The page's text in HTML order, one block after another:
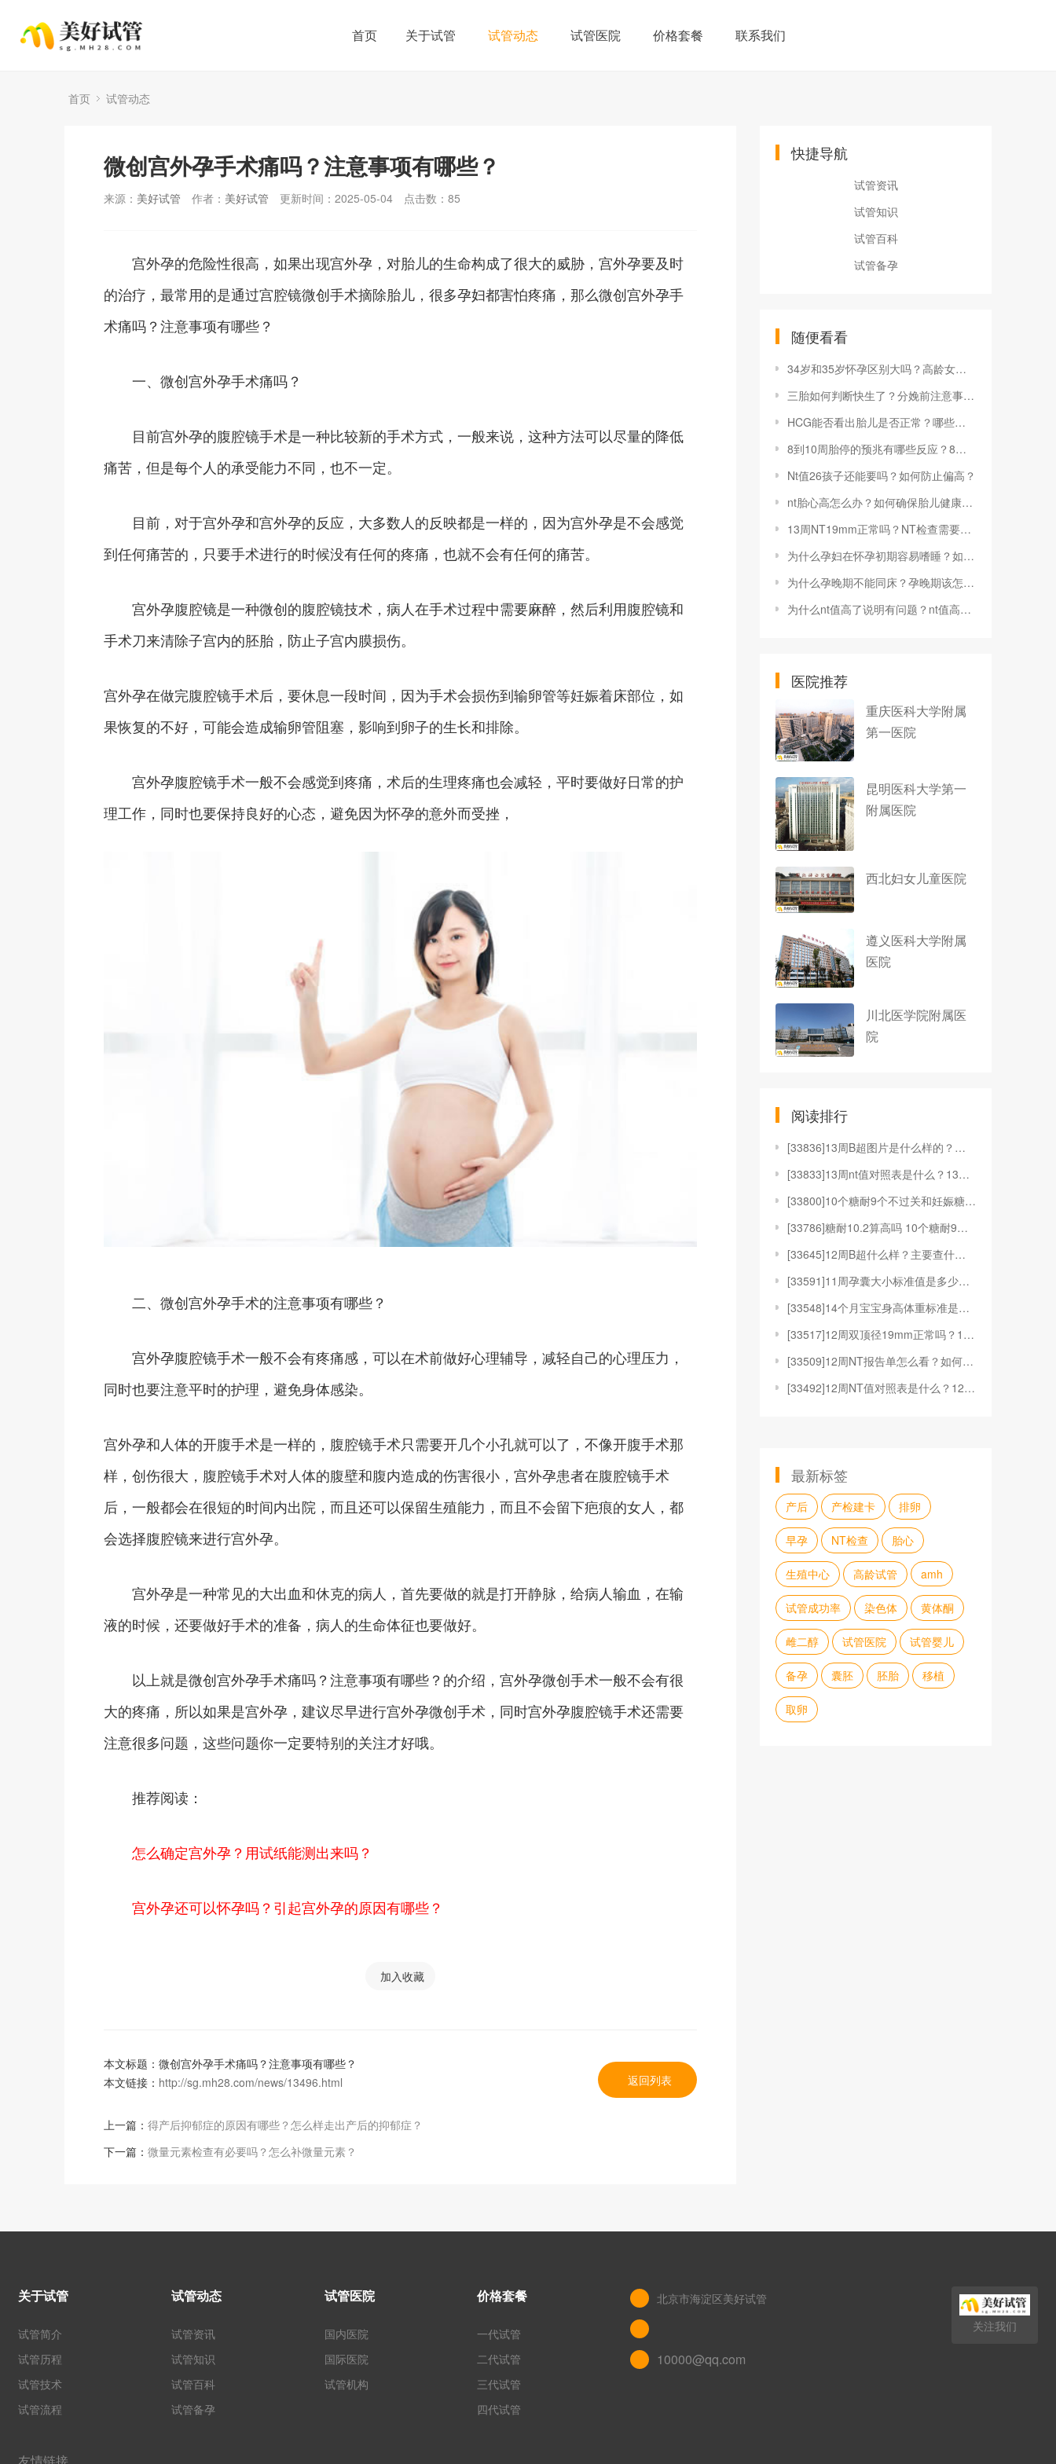
首页 关于试管 试管动态 试管医院 价格套餐 联系我们
首页 试管动态
微创宫外孕手术痛吗？注意事项有哪些？
来源： 美好试管 作者： 美好试管 更新时间：2025-05-04 点击数： 85
宫外孕的危险性很高，如果出现宫外孕，对胎儿的生命构成了很大的威胁，宫外孕要及时
的治疗，最常用的是通过宫腔镜微创手术摘除胎儿，很多孕妇都害怕疼痛，那么微创宫外孕手
术痛吗？注意事项有哪些？
一、微创宫外孕手术痛吗？
目前宫外孕的腹腔镜手术是一种比较新的手术方式，一般来说，这种方法可以尽量的降低
痛苦，但是每个人的承受能力不同，也不一定。
目前，对于宫外孕和宫外孕的反应，大多数人的反映都是一样的，因为宫外孕是不会感觉
到任何痛苦的，只要手术进行的时候没有任何的疼痛，也就不会有任何的痛苦。
宫外孕腹腔镜是一种微创的腹腔镜技术，病人在手术过程中需要麻醉，然后利用腹腔镜和
手术刀来清除子宫内的胚胎，防止子宫内膜损伤。
宫外孕在做完腹腔镜手术后，要休息一段时间，因为手术会损伤到输卵管等妊娠着床部位，如
果恢复的不好，可能会造成输卵管阻塞，影响到卵子的生长和排除。
宫外孕腹腔镜手术一般不会感觉到疼痛，术后的生理疼痛也会减轻，平时要做好日常的护
理工作，同时也要保持良好的心态，避免因为怀孕的意外而受挫，
二、微创宫外孕手术的注意事项有哪些？
宫外孕腹腔镜手术一般不会有疼痛感，可以在术前做好心理辅导，减轻自己的心理压力，
同时也要注意平时的护理，避免身体感染。
宫外孕和人体的开腹手术是一样的，腹腔镜手术只需要开几个小孔就可以了，不像开腹手术那
样，创伤很大，腹腔镜手术对人体的腹壁和腹内造成的伤害很小，宫外孕患者在腹腔镜手术
后，一般都会在很短的时间内出院，而且还可以保留生殖能力，而且不会留下疤痕的女人，都
会选择腹腔镜来进行宫外孕。
宫外孕是一种常见的大出血和休克的病人，首先要做的就是打开静脉，给病人输血，在输
液的时候，还要做好手术的准备，病人的生命体征也要做好。
以上就是微创宫外孕手术痛吗？注意事项有哪些？的介绍，宫外孕微创手术一般不会有很
大的疼痛，所以如果是宫外孕，建议尽早进行宫外孕微创手术，同时宫外孕腹腔镜手术还需要
注意很多问题，这些问题你一定要特别的关注才好哦。
推荐阅读：
怎么确定宫外孕？用试纸能测出来吗？
宫外孕还可以怀孕吗？引起宫外孕的原因有哪些？
加入收藏
本文标题：微创宫外孕手术痛吗？注意事项有哪些？
本文链接： http://sg.mh28.com/news/13496.html
上一篇： 得产后抑郁症的原因有哪些？怎么样走出产后的抑郁症？
下一篇： 微量元素检查有必要吗？怎么补微量元素？
返回列表
快捷导航
试管资讯
试管知识
试管百科
试管备孕
随便看看
34岁和35岁怀孕区别大吗？高龄女性怀孕期间要怎么做？
三胎如何判断快生了？分娩前注意事项有哪些？
HCG能否看出胎儿是否正常？哪些因素会影响HCG测试结果？
8到10周胎停的预兆有哪些反应？8到10周胎停的预兆怎么办？
Nt值26孩子还能要吗？如何防止偏高？
nt胎心高怎么办？如何确保胎儿健康发育？
13周NT19mm正常吗？NT检查需要空腹吗？
为什么孕妇在怀孕初期容易嗜睡？如何应对面对怀孕初期的嗜睡现象？
为什么孕晚期不能同床？孕晚期该怎么休息？
为什么nt值高了说明有问题？nt值高了怎么办？
医院推荐
重庆医科大学附属
第一医院
昆明医科大学第一
附属医院
西北妇女儿童医院
遵义医科大学附属
医院
川北医学院附属医
院
阅读排行
[33836]13周B超图片是什么样的？有什么用？
[33833]13周nt值对照表是什么？13周nt值对
[33800]10个糖耐9个不过关和妊娠糖尿病有何关系
[33786]糖耐10.2算高吗 10个糖耐9个不过关
[33645]12周B超什么样？主要查什么？
[33591]11周孕囊大小标准值是多少？11周孕囊是
[33548]14个月宝宝身高体重标准是多少？要注意什
[33517]12周双顶径19mm正常吗？12周双顶径
[33509]12周NT报告单怎么看？如何应对12周N
[33492]12周NT值对照表是什么？12周NT值对
最新标签
产后 产检建卡 排卵
早孕 NT检查 胎心
生殖中心 高龄试管 amh
试管成功率 染色体 黄体酮
雌二醇 试管医院 试管婴儿
备孕 囊胚 胚胎 移植
取卵
关于试管
试管简介
试管历程
试管技术
试管流程
试管动态
试管资讯
试管知识
试管百科
试管备孕
试管医院
国内医院
国际医院
试管机构
价格套餐
一代试管
二代试管
三代试管
四代试管
北京市海淀区美好试管
10000@qq.com
关注我们